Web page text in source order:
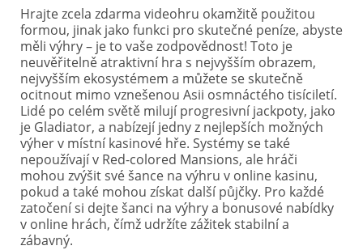
Hrajte zcela zdarma videohru okamžitě použitou
formou, jinak jako funkci pro skutečné peníze, abyste
měli výhry – je to vaše zodpovědnost! Toto je
neuvěřitelně atraktivní hra s nejvyšším obrazem,
nejvyšším ekosystémem a můžete se skutečně
ocitnout mimo vznešenou Asii osmnáctého tisíciletí.
Lidé po celém světě milují progresivní jackpoty, jako
je Gladiator, a nabízejí jedny z nejlepších možných
výher v místní kasinové hře. Systémy se také
nepoužívají v Red-colored Mansions, ale hráči
mohou zvýšit své šance na výhru v online kasinu,
pokud a také mohou získat další půjčky. Pro každé
zatočení si dejte šanci na výhry a bonusové nabídky
v online hrách, čímž udržíte zážitek stabilní a
zábavný.